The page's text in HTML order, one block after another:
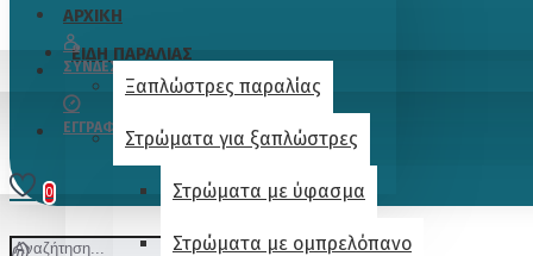
ΑΡΧΙΚΗ
ΕΙΔΗ ΠΑΡΑΛΙΑΣ
Ξαπλώστρες παραλίας
Στρώματα για ξαπλώστρες
Στρώματα με ύφασμα
Στρώματα με ομπρελόπανο
ΣΎΝΔΕΣΗ
ΕΓΓΡΑΦΉ
0